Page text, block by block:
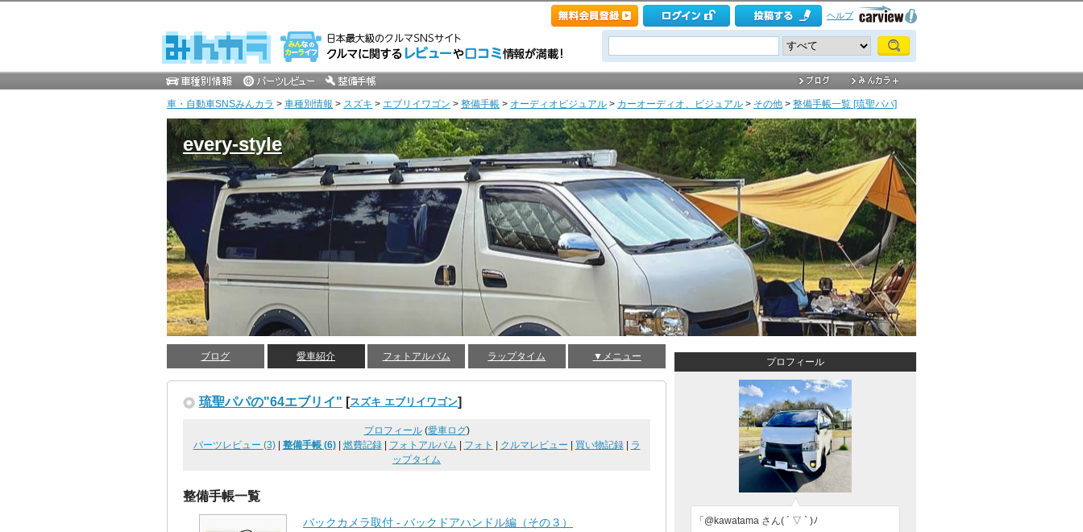
ヘルプ
車・自動車SNSみんカラ > 車種別情報 > スズキ > エブリイワゴン > 整備手帳 > オーディオビジュアル > カーオーディオ、ビジュアル > その他 > 整備手帳一覧 [琉聖パパ]
every-style
ブログ 愛車紹介 フォトアルバム ラップタイム ▼メニュー
琉聖パパの"64エブリイ" [スズキ エブリイワゴン]
プロフィール(愛車ログ)
パーツレビュー (3)| 整備手帳 (6)| 燃費記録| フォトアルバム フォト クルマレビュー 買い物記録|
ラ
ップタイム
整備手帳一覧
バックカメラ取付 - バックドアハンドル編（その３）
プロフィール
「@kawatama さん( ´ ▽ ` )ﾉ